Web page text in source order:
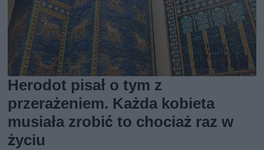
Herodot pisał o tym z
przerażeniem. Każda kobieta
musiała zrobić to chociaż raz w
życiu